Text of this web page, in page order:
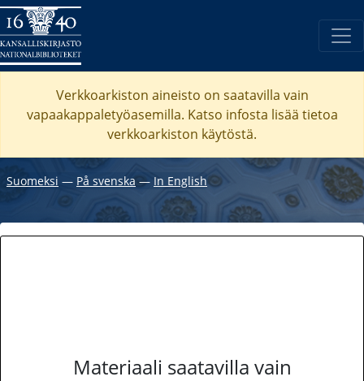
Verkkoarkiston aineisto on saatavilla vain
vapaakappaletyöasemilla. Katso infosta lisää tietoa
verkkoarkiston käytöstä.
Suomeksi ― På svenska ― In English
Materiaali saatavilla vain